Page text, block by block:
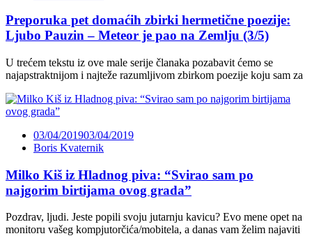
Preporuka pet domaćih zbirki hermetične poezije:
Ljubo Pauzin – Meteor je pao na Zemlju (3/5)
U trećem tekstu iz ove male serije članaka pozabavit ćemo se
najapstraktnijom i najteže razumljivom zbirkom poezije koju sam za
03/04/201903/04/2019
Boris Kvaternik
Milko Kiš iz Hladnog piva: “Svirao sam po
najgorim birtijama ovog grada”
Pozdrav, ljudi. Jeste popili svoju jutarnju kavicu? Evo mene opet na
monitoru vašeg kompjutorčića/mobitela, a danas vam želim najaviti